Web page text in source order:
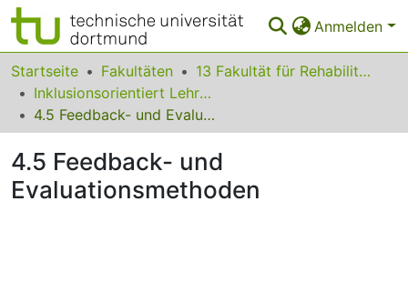
Anmelden
Bereiche & Sammlungen
Das gesamte Repositorium
FAQ
Startseite Fakultäten
13 Fakultät für Rehabilitationswissenschaften
Inklusionsorientiert Lehren und Lernen - Methodenkatalog für den Hochschulkontext
4.5 Feedback- und Evaluationsmethoden
4.5 Feedback- und
Evaluationsmethoden